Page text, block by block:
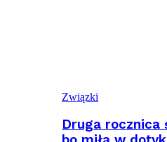
Związki
Druga rocznica